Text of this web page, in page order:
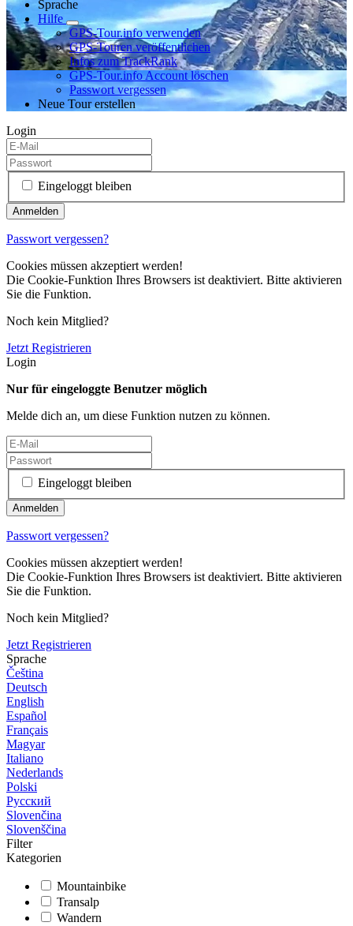
Sprache
Hilfe
GPS-Tour.info verwenden
GPS-Touren veröffentlichen
Infos zum TrackRank
GPS-Tour.info Account löschen
Passwort vergessen
Neue Tour erstellen
Login
Eingeloggt bleiben
Passwort vergessen?
Cookies müssen akzeptiert werden!
Die Cookie-Funktion Ihres Browsers ist deaktiviert. Bitte aktivieren
Sie die Funktion.
Noch kein Mitglied?
Jetzt Registrieren
Login
Nur für eingeloggte Benutzer möglich
Melde dich an, um diese Funktion nutzen zu können.
Eingeloggt bleiben
Passwort vergessen?
Cookies müssen akzeptiert werden!
Die Cookie-Funktion Ihres Browsers ist deaktiviert. Bitte aktivieren
Sie die Funktion.
Noch kein Mitglied?
Jetzt Registrieren
Sprache
Čeština
Deutsch
English
Español
Français
Magyar
Italiano
Nederlands
Polski
Русский
Slovenčina
Slovenščina
Filter
Kategorien
Mountainbike
Transalp
Wandern